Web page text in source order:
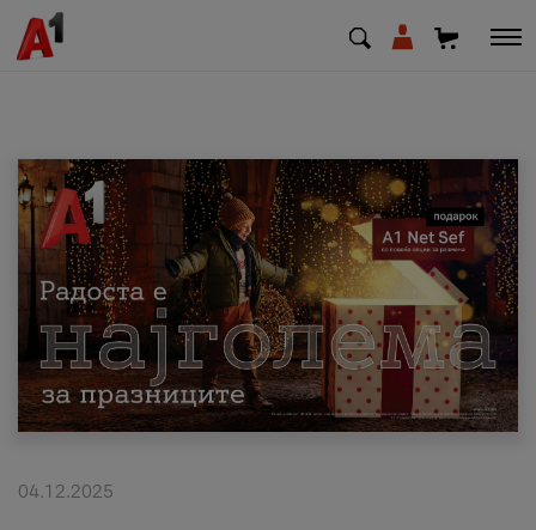
МК EN SQ
Приватни Деловни
Поддршка
Надополни кредит
04.12.2025